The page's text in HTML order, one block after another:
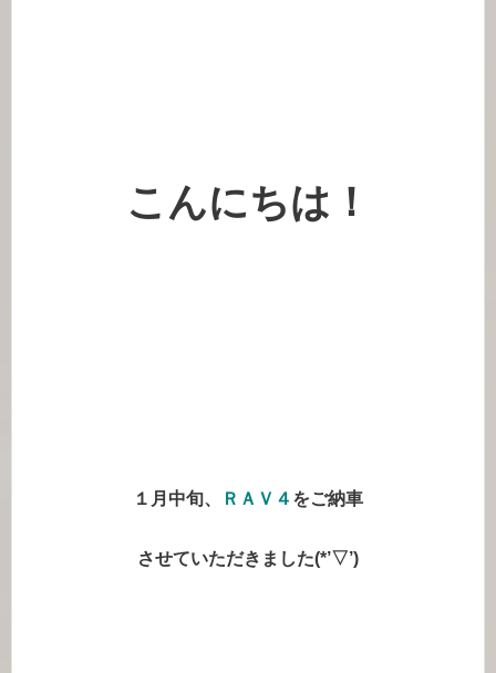
こんにちは！
１月中旬、 ＲＡＶ４ をご納車
させていただきました(*’▽’)